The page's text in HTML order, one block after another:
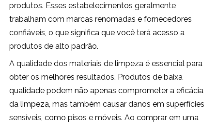
produtos. Esses estabelecimentos geralmente
trabalham com marcas renomadas e fornecedores
confiáveis, o que significa que você terá acesso a
produtos de alto padrão.
A qualidade dos materiais de limpeza é essencial para
obter os melhores resultados. Produtos de baixa
qualidade podem não apenas comprometer a eficácia
da limpeza, mas também causar danos em superfícies
sensíveis, como pisos e móveis. Ao comprar em uma